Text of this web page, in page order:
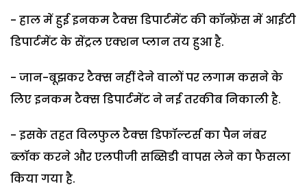
- हाल में हुई इनकम टैक्स डिपार्टमेंट की कॉन्फ्रेंस में आईटी
डिपार्टमेंट के सेंट्रल एक्शन प्लान तय हुआ है.
- जान-बूझकर टैक्‍स नहीं देने वालों पर लगाम कसने के
लिए इनकम टैक्‍स डिपार्टमेंट ने नई तरकीब निकाली है.
- इसके त‍हत विलफुल टैक्‍स डिफॉल्टर्स का पैन नंबर
ब्‍लॉक करने और एलपीजी सब्सिडी वापस लेने का फैसला
किया गया है.